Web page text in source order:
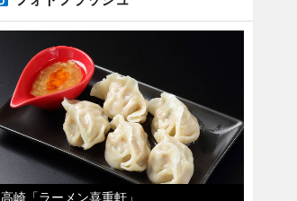
高崎「ラーメン喜重軒」